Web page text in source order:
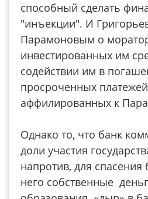
способный сделать
"инъекции". И
Парамоновым о
инвестированных им
содействии им в
просроченных платежей
аффилированных к
Однако то, что банк
доли участия
напротив, для
него собственные